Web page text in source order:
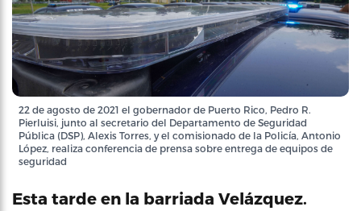
22 de agosto de 2021 el gobernador de Puerto Rico, Pedro R.
Pierluisi, junto al secretario del Departamento de Seguridad
Pública (DSP), Alexis Torres, y el comisionado de la Policía, Antonio
López, realiza conferencia de prensa sobre entrega de equipos de
seguridad
Esta tarde en la barriada Velázquez.